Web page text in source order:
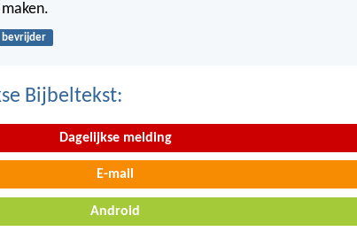
bevrijder
Bijbeltekst:
Dagelijkse melding
E-mail
Android